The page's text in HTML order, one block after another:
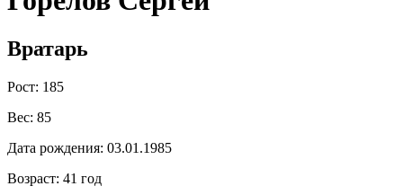
Вратарь
Рост: 185
Вес: 85
Дата рождения: 03.01.1985
Возраст: 41 год